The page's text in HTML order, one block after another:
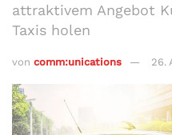
attraktivem Angebot
Taxis holen
von comm:unications 26.